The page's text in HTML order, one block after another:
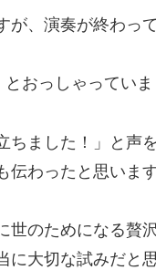
が、演奏が終わっ
とおっしゃっていま
ちました！」と声
わったと思います
世のためになる贅
大切な試みだと思